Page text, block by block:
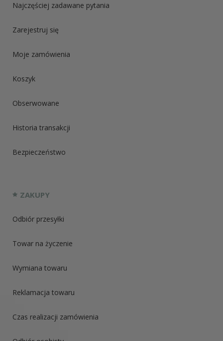
Najczęściej zadawane pytania
Zarejestruj się
Moje zamówienia
Koszyk
Obserwowane
Historia transakcji
Bezpieczeństwo
ZAKUPY
Odbiór przesyłki
Towar na życzenie
Wymiana towaru
Reklamacja towaru
Czas realizacji zamówienia